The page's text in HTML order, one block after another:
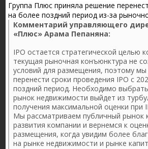
Группа Плюс приняла решение
на более поздний период из-за
Комментарий управляющего
«Плюс» Арама Пепаняна:
IPO остается стратегической целью
текущая рыночная конъюнктура не
условий для размещения, поэтому
перенести сроки проведения IPO с
поздний период. Необходимо
рынок недвижимости выйдет из
получения максимальной оценки при
Мы рассматриваем публичный рынок
развития компании и вернемся к
размещения, когда увидим более
на рынке недвижимости и рынке